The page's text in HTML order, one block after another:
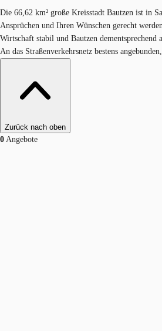
Die 66,62 km² große Kreisstadt Bautzen ist in
Ansprüchen und Ihren Wünschen gerecht
Wirtschaft stabil und Bautzen dementsprechend
An das Straßenverkehrsnetz bestens
Zurück nach oben
0 Angebote